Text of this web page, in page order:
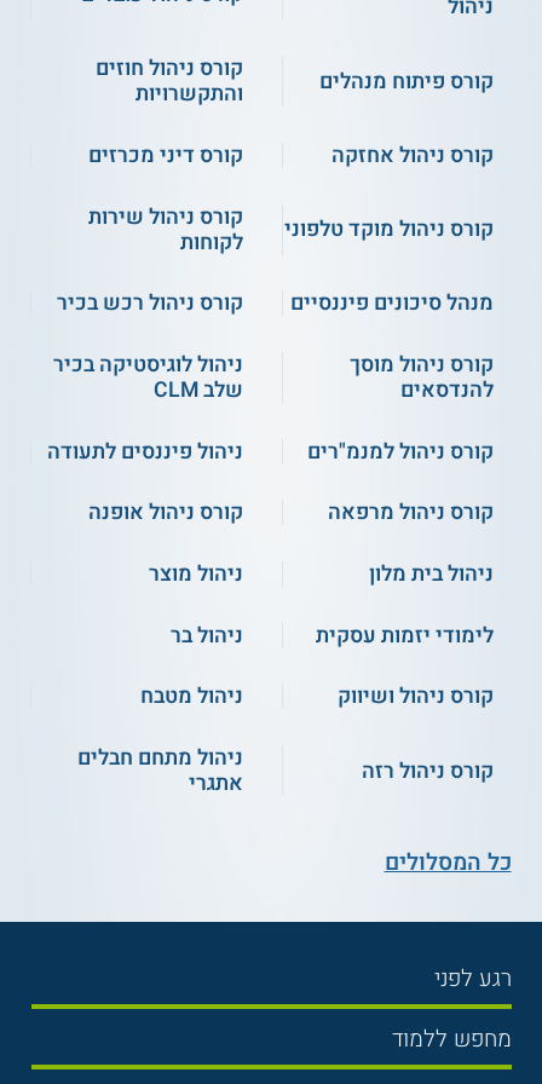
תעודה מטעם היחידה ללימודי תעודה של אוניברסיטת בר-אילן
המעוניינים בקורסים נוספים בתחום הניהול יכולים למצוא ביחידה
ללימודי תעודה של אוניברסיטת בר-אילן הכשרות מגוונות, כגון
בניהול עסקים עם חברות בסין; תכנית בתחום התכנון העירוני
בישראל; ועוד. בקורסים הללו יכולים מנהלים להרחיב את סל
** לתשומת לבך נכונות המידע עלולה להשתנות
צוות האתר. למען הסר ספק בין האתר למוסד
הלימודים לא מתקיים קשר מכל סוג שהוא.
באקדימה - אוניברסיטת בר-אילן
ניהול
קורס פיתוח מנהלים
קורס ניהול חוזים
והתקשרויות
קורס ניהול אחזקה
קורס דיני מכרזים
קורס ניהול מוקד טלפוני
קורס ניהול שירות
לקוחות
מנהל סיכונים פיננסיים
קורס ניהול רכש בכיר
קורס ניהול מוסך
להנדסאים
ניהול לוגיסטיקה בכיר
שלב CLM
קורס ניהול למנמ"רים
ניהול פיננסים לתעודה
קורס ניהול מרפאה
קורס ניהול אופנה
ניהול בית מלון
ניהול מוצר
לימודי יזמות עסקית
ניהול בר
קורס ניהול ושיווק
ניהול מטבח
קורס ניהול רזה
ניהול מתחם חבלים
אתגרי
כל המסלולים
רגע לפני
בחירת לימודים
תנאי קבלה
מחפש ללמוד